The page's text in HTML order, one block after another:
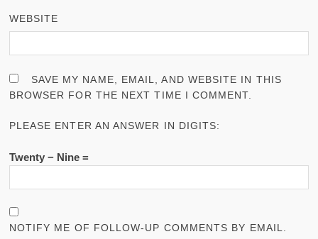
WEBSITE
SAVE MY NAME, EMAIL, AND WEBSITE IN THIS
BROWSER FOR THE NEXT TIME I COMMENT.
PLEASE ENTER AN ANSWER IN DIGITS:
Twenty − Nine =
NOTIFY ME OF FOLLOW-UP COMMENTS BY EMAIL.